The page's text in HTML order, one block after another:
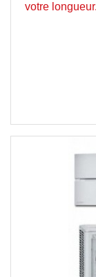
votre longueur.